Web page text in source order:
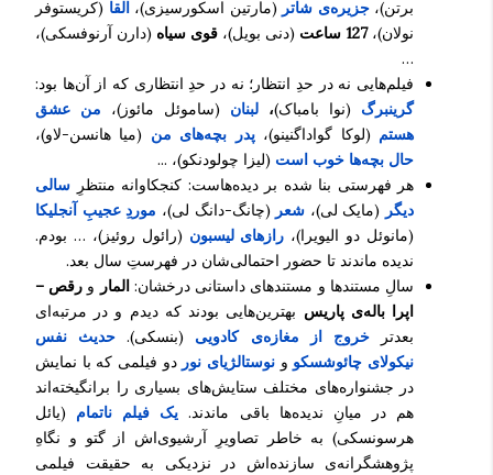
برتن)،جزیره‌ی شاتر (مارتین اسکورسیزی)، القا (کریستوفر
نولان)،127 ساعت (دنی بویل)، قوی سیاه (دارن آرنوفسکی)،
…
فیلم‌هایی نه در حدِ انتظار؛ نه در حدِ انتظاری که از آن‌ها بود:
گرینبرگ (نوا بامباک)، لبنان (ساموئل مائوز)،
من عشق
هستم (لوکا گواداگنینو)، پدر بچه‌های من (میا هانسن-لاو)،
حال بچه‌ها خوب است (لیزا چولودنکو)، ...
هر فهرستی بنا شده بر دیده‌هاست: کنجکاوانه منتظرِ سالی
دیگر (مایک لی)، شعر (چانگ-دانگ لی)، موردِ عجیبِ آنجلیکا
(مانوئل دو الیویرا)، رازهای لیسبون (رائول روئیز)، … بودم.
ندیده ماندند تا حضور احتمالی‌شان در فهرستِ سال بعد.
سالِ مستندها و مستندهای داستانی درخشان: المار و رقص –
اپرا باله‌ی پاریس بهترین‌هایی بودند که دیدم و در مرتبه‌ای
بعدترخروج از مغازه‌ی کادویی (بنسکی). حدیث نفس
نیکولای چائوشسکو و نوستالژیای نور دو فیلمی که با نمایش
در جشنواره‌های مختلف ستایش‌های بسیاری را برانگیخته‌اند
هم در میانِ ندیده‌ها باقی ماندند. یک فیلم ناتمام (یائل
هرسونسکی) به خاطر تصاویرِ آرشیوی‌اش از گتو و نگاهِ
پژوهشگرانه‌ی سازنده‌اش در نزدیکی به حقیقت فیلمی